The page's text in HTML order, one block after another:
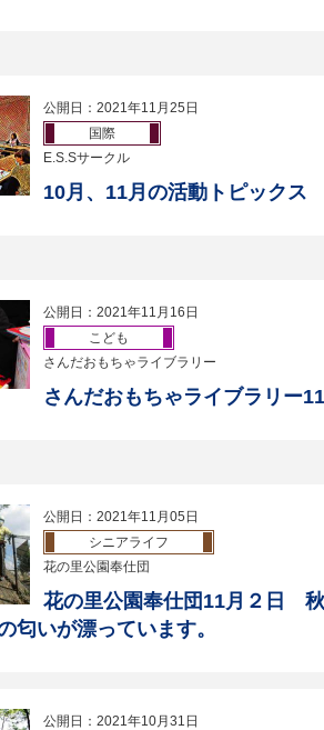
公開日：2021年11月25日
国際
E.S.Sサークル
10月、11月の活動トピックス
公開日：2021年11月16日
こども
さんだおもちゃライブラリー
さんだおもちゃライブラリー
公開日：2021年11月05日
シニアライフ
花の里公園奉仕団
花の里公園奉仕団11月２日
匂いが漂っています。
公開日：2021年10月31日